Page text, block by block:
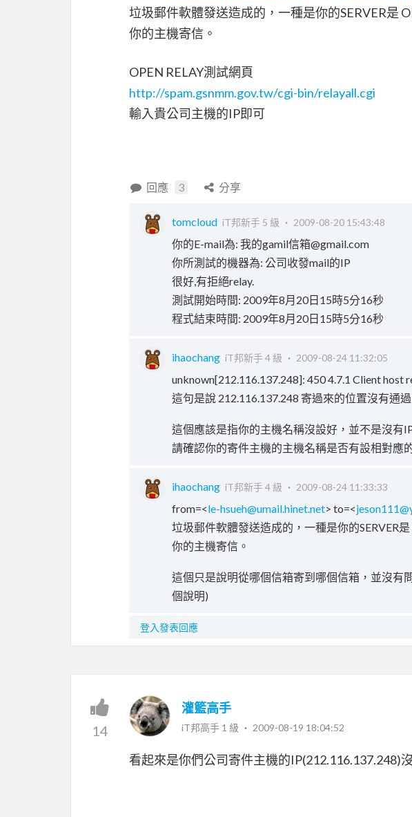
垃圾郵件軟體發送造成的，一種是你的SERVER是
你的主機寄信。
OPEN RELAY測試網頁
http://spam.gsnmm.gov.tw/cgi-bin/relayall.cgi
輸入貴公司主機的IP即可
回應 3 分享
tomcloud iT邦新手 5 級 ‧ 2009-08-20 15:43:48
你的E-mail為: 我的gamil信箱@gmail.com
你所測試的機器為: 公司收發mail的IP
很好,有拒絕relay.
測試開始時間: 2009年8月20日15時5分16秒
程式結束時間: 2009年8月20日15時5分16秒
ihaochang iT邦新手 4 級 ‧ 2009-08-24 11:32:05
unknown[212.116.137.248]: 450 4.7.1 Client host
這句是說 212.116.137.248 寄過來的位置沒有通
這個應該是指你的主機名稱沒設好，並不是沒有
請確認你的寄件主機的主機名稱是否有設相對應
ihaochang iT邦新手 4 級 ‧ 2009-08-24 11:33:33
from=<le-hsueh@umail.hinet.net> to=<
垃圾郵件軟體發送造成的，一種是你的SERVER
你的主機寄信。
這個只是說明從哪個信箱寄到哪個信箱，並沒有
個說明)
登入發表回應
14
灌籃高手
iT邦高手 1 級 ‧ 2009-08-19 18:04:52
看起來是你們公司寄件主機的IP(212.116.137.248)